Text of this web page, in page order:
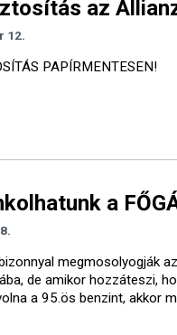
az
12.
PAPÍRMENTESEN!
a
megmosolyogják
de amikor hozzáteszi,
a 95.ös benzint, akkor